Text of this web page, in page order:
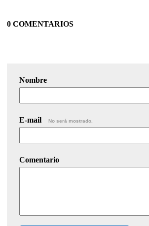
0 COMENTARIOS
Nombre
E-mail No será mostrado.
Comentario